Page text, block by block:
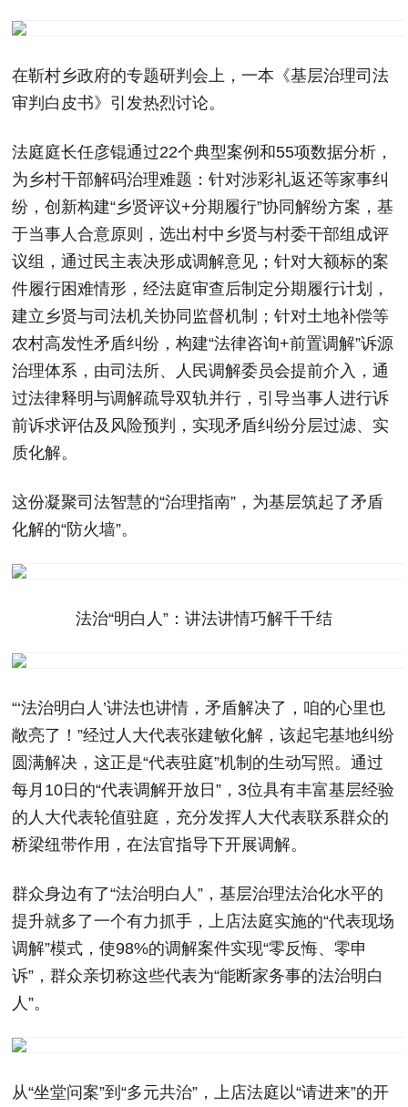
在靳村乡政府的专题研判会上，一本《基层治理司法
审判白皮书》引发热烈讨论。
法庭庭长任彦锟通过22个典型案例和55项数据分析，
为乡村干部解码治理难题：针对涉彩礼返还等家事纠
纷，创新构建“乡贤评议+分期履行”协同解纷方案，基
于当事人合意原则，选出村中乡贤与村委干部组成评
议组，通过民主表决形成调解意见；针对大额标的案
件履行困难情形，经法庭审查后制定分期履行计划，
建立乡贤与司法机关协同监督机制；针对土地补偿等
农村高发性矛盾纠纷，构建“法律咨询+前置调解”诉源
治理体系，由司法所、人民调解委员会提前介入，通
过法律释明与调解疏导双轨并行，引导当事人进行诉
前诉求评估及风险预判，实现矛盾纠纷分层过滤、实
质化解。
这份凝聚司法智慧的“治理指南”，为基层筑起了矛盾
化解的“防火墙”。
法治“明白人”：讲法讲情巧解千千结
“‘法治明白人’讲法也讲情，矛盾解决了，咱的心里也
敞亮了！”经过人大代表张建敏化解，该起宅基地纠纷
圆满解决，这正是“代表驻庭”机制的生动写照。通过
每月10日的“代表调解开放日”，3位具有丰富基层经验
的人大代表轮值驻庭，充分发挥人大代表联系群众的
桥梁纽带作用，在法官指导下开展调解。
群众身边有了“法治明白人”，基层治理法治化水平的
提升就多了一个有力抓手，上店法庭实施的“代表现场
调解”模式，使98%的调解案件实现“零反悔、零申
诉”，群众亲切称这些代表为“能断家务事的法治明白
人”。
从“坐堂问案”到“多元共治”，上店法庭以“请进来”的开